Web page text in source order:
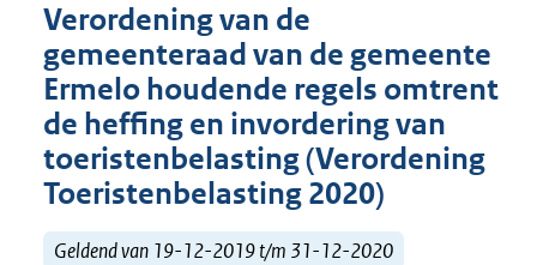
Verordening van de
gemeenteraad van de gemeente
Ermelo houdende regels omtrent
de heffing en invordering van
toeristenbelasting (Verordening
Toeristenbelasting 2020)
Geldend van 19-12-2019 t/m 31-12-2020